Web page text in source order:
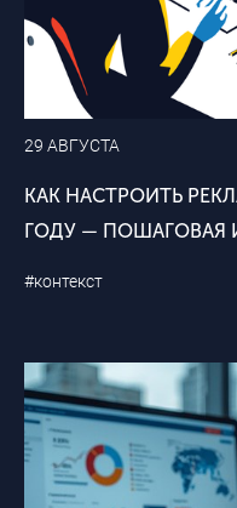
29 АВГУСТА
КАК НАСТРОИТЬ
ГОДУ — ПОШАГОВАЯ
#контекст